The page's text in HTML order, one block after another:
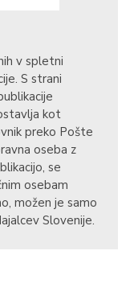
v spletni
S strani
kot
preko Pošte
oseba z
se
osebam
možen je samo
Slovenije.